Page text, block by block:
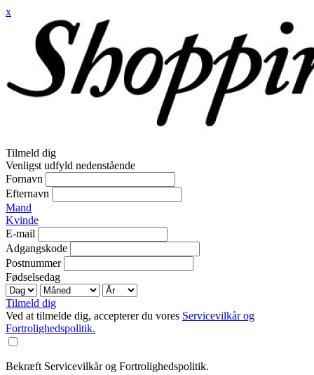
x
Tilmeld dig
Venligst udfyld nedenstående
Fornavn
Efternavn
Mand
Kvinde
E-mail
Adgangskode
Postnummer
Fødselsedag
Tilmeld dig
Ved at tilmelde dig, accepterer du vores Servicevilkår og
Fortrolighedspolitik.
Bekræft Servicevilkår og Fortrolighedspolitik.